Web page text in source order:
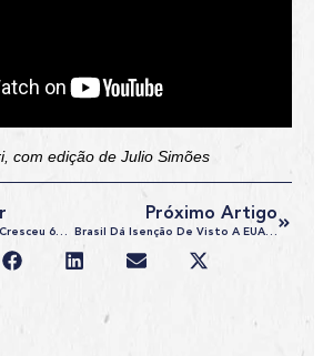
com edição de Julio Simões
Turismo Internacional Cresceu 6% Em 2018, Diz OMT
Próximo Artigo
Brasil Dá Isenção De Visto A EUA, Canadá, Japão E Austrália